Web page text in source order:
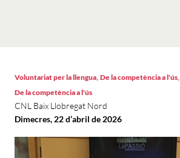
Voluntariat per la llengua, De la competència a l'ús,
De la competència a l'ús
CNL Baix Llobregat Nord
Dimecres, 22 d’abril de 2026